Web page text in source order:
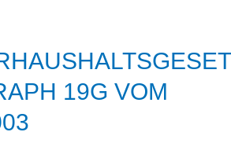
19G VOM